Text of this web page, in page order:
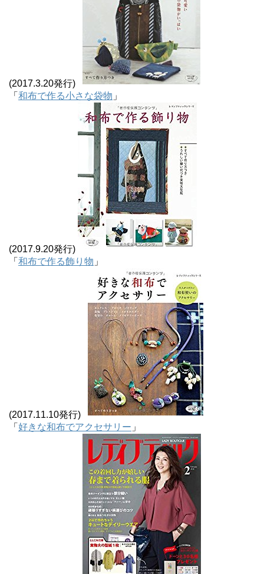
(2017.3.20発行)
「 和布で作る小さな袋物 」
(2017.9.20発行)
「 和布で作る飾り物 」
(2017.11.10発行)
「 好きな和布でアクセサリー 」